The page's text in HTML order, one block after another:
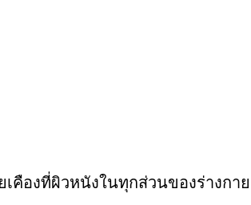
คืองที่ผิวหนังในทุกส่วนของร่างกาย